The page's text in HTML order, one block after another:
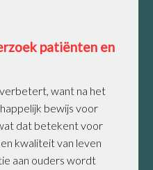
patiënten en
want na het
bewijs voor
dat betekent voor
kwaliteit van leven
aan ouders wordt